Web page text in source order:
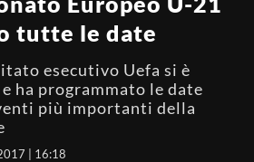
tutte le date
esecutivo Uefa si è
ha programmato le date
più importanti della
| 16:18